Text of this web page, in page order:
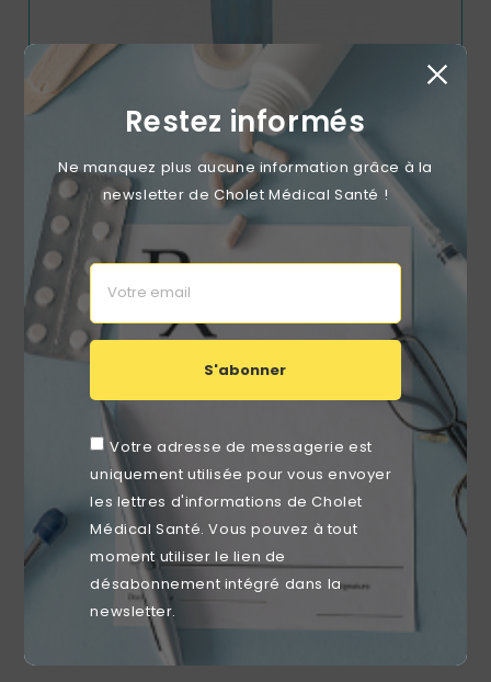
Restez informés
Ne manquez plus aucune information grâce à la
newsletter de Cholet Médical Santé !
S'abonner
Votre adresse de messagerie est
uniquement utilisée pour vous envoyer
les lettres d'informations de Cholet
Médical Santé. Vous pouvez à tout
moment utiliser le lien de
désabonnement intégré dans la
newsletter.
Surblouses Bleues Non-Tissées 25g ( Carton De 100 )
Prix
29,89 €
favorite_border